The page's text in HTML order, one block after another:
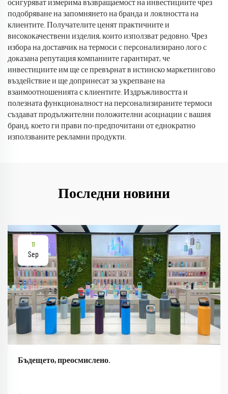
осигуряват измерима възвращаемост на инвестициите чрез
подобряване на запомнянето на бранда и лоялността на
клиентите. Получателите ценят практичните и
висококачествени изделия, които използват редовно. Чрез
избора на доставчик на термоси с персонализирано лого с
доказана репутация компаниите гарантират, че
инвестициите им ще се превърнат в истинско маркетингово
въздействие и ще допринесат за укрепване на
взаимоотношенията с клиентите. Издръжливостта и
полезната функционалност на персонализираните термоси
създават продължителни положителни асоциации с вашия
бранд, което ги прави по-предпочитани от еднократно
използваните рекламни продукти.
Последни новини
11
Sep
Бъдещето, преосмислено.